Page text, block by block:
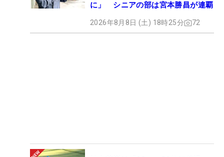
に」 シニアの部は宮本勝昌が連覇
2026年8月8日 (土) 18時25分 72